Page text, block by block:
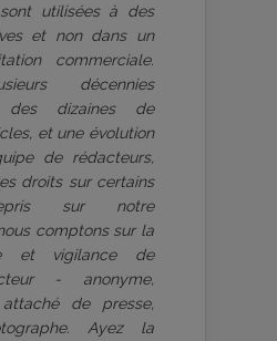
utilisées à des
et non dans un
commerciale.
décennies
des dizaines de
et une évolution
de rédacteurs,
droits sur certains
sur notre
comptons sur la
et vigilance de
- anonyme,
attaché de presse,
Ayez la